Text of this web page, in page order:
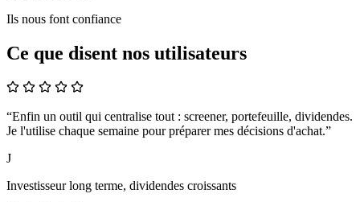
Ils nous font confiance
Ce que disent nos utilisateurs
“Enfin un outil qui centralise tout : screener, portefeuille, dividendes.
Je l'utilise chaque semaine pour préparer mes décisions d'achat.”
J
Investisseur long terme, dividendes croissants